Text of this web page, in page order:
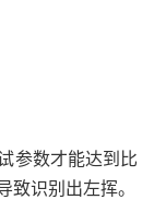
参数才能达到比
识别出左挥。